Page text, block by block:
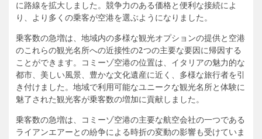
に路線を拡大しました。競争力のある価格と便利な接続によ
り、より多くの乗客が空港を選ぶようになりました。
乗客数の急増は、地域内の多様な観光オプションの提供と空港
のこれらの観光名所への近接性の2つの主要な要因に帰因する
ことができます。コミーゾ空港の位置は、イタリアの魅力的な
都市、美しい風景、豊かな文化遺産に近く、多様な旅行者を引
き付けました。地域で利用可能なユニークな観光名所と体験に
魅了された観光客が乗客数の増加に貢献しました。
乗客数の急増は、コミーゾ空港の主要な航空会社の一つである
ライアンエアーとの紛争による時折の変動の影響も受けていま